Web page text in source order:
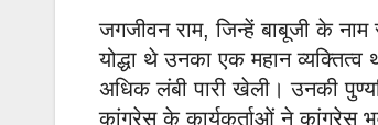
जगजीवन राम, जिन्हें बाबूजी के
योद्धा थे उनका एक महान
अधिक लंबी पारी खेली। उनकी
कांग्रेस के कार्यकर्ताओं ने कांग्रेस